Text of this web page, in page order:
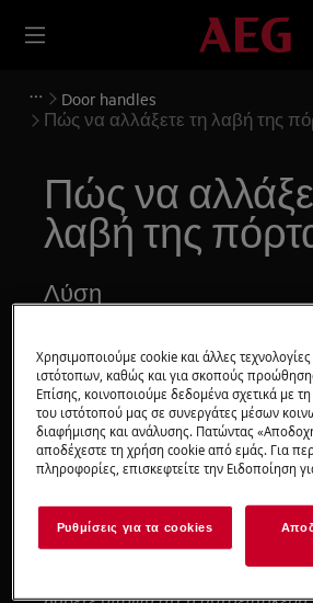
Door handles
Πώς να αλλάξετε τη λαβή της
Πώς να
λαβή της
Λύση
απενεργοποιήστε τη συσκευή και
φις από τηνπρίζα.
Να είστε πάντα προσεκτικοί όταν
συσκευές, για βαριές συσκευές
Χρησιμοποιείτε πάντα γάντια
υποδήματα.
Χρησιμοποιούμε cookie και άλλες
ιστότοπων, καθώς και για σκοπούς
Επίσης, κοινοποιούμε δεδομένα σχετικά με
του ιστότοπού μας σε συνεργάτες μέσων
διαφήμισης και ανάλυσης. Πατώντας
αποδέχεστε τη χρήση cookie από εμάς. Για
πληροφορίες, επισκεφτείτε την Ειδοποίηση
Ρυθμίσεις για τα cookies